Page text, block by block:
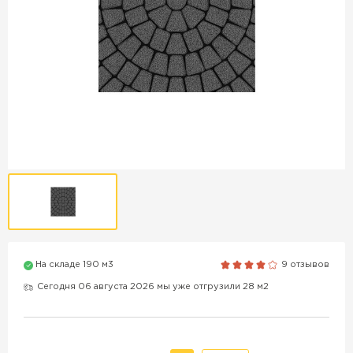
На складе 190 м3 9 отзывов
Сегодня 06 августа 2026 мы уже отгрузили 28 м2
Продажа бордюров в
Краснодаре
ПЕРЕЙТИ
ПОКАЗАТЬ БОЛЬШЕ
ВСЕ ПРОИЗВОДИТЕЛИ